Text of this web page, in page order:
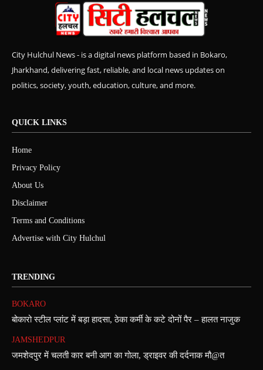
City Hulchul News - is a digital news platform based in Bokaro,
Jharkhand, delivering fast, reliable, and local news updates on
politics, society, youth, education, culture, and more.
QUICK LINKS
Home
Privacy Policy
About Us
Disclaimer
Terms and Conditions
Advertise with City Hulchul
TRENDING
BOKARO
बोकारो स्टील प्लांट में बड़ा हादसा, ठेका कर्मी के कटे दोनों पैर – हालत नाजुक
JAMSHEDPUR
जमशेदपुर में चलती कार बनी आग का गोला, ड्राइवर की दर्दनाक मौ@त